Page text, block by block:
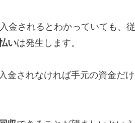
金されるとわかっていても、従
いは発生します。
金されなければ手元の資金だけ